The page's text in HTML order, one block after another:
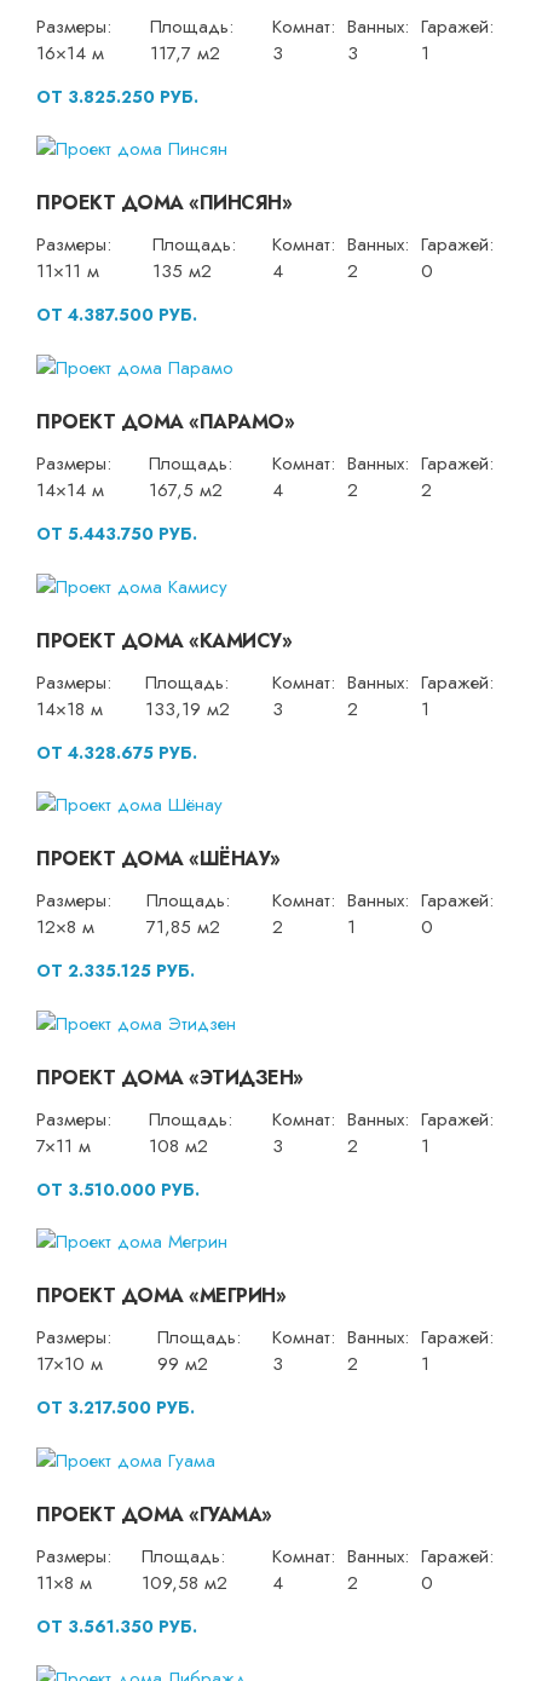
Размеры:
16×14 м
Площадь:
117,7 м2
Комнат:
3
Ванных:
3
Гаражей:
1
ОТ 3.825.250 РУБ.
ПРОЕКТ ДОМА «ПИНСЯН»
Размеры:
11×11 м
Площадь:
135 м2
Комнат:
4
Ванных:
2
Гаражей:
0
ОТ 4.387.500 РУБ.
ПРОЕКТ ДОМА «ПАРАМО»
Размеры:
14×14 м
Площадь:
167,5 м2
Комнат:
4
Ванных:
2
Гаражей:
2
ОТ 5.443.750 РУБ.
ПРОЕКТ ДОМА «КАМИСУ»
Размеры:
14×18 м
Площадь:
133,19 м2
Комнат:
3
Ванных:
2
Гаражей:
1
ОТ 4.328.675 РУБ.
ПРОЕКТ ДОМА «ШЁНАУ»
Размеры:
12×8 м
Площадь:
71,85 м2
Комнат:
2
Ванных:
1
Гаражей:
0
ОТ 2.335.125 РУБ.
ПРОЕКТ ДОМА «ЭТИДЗЕН»
Размеры:
7×11 м
Площадь:
108 м2
Комнат:
3
Ванных:
2
Гаражей:
1
ОТ 3.510.000 РУБ.
ПРОЕКТ ДОМА «МЕГРИН»
Размеры:
17×10 м
Площадь:
99 м2
Комнат:
3
Ванных:
2
Гаражей:
1
ОТ 3.217.500 РУБ.
ПРОЕКТ ДОМА «ГУАМА»
Размеры:
11×8 м
Площадь:
109,58 м2
Комнат:
4
Ванных:
2
Гаражей:
0
ОТ 3.561.350 РУБ.